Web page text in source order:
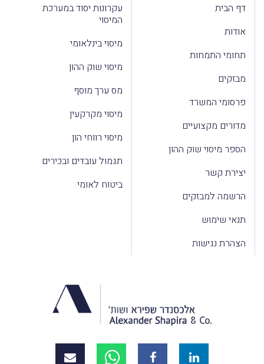
דף הבית
אודות
תחומי התמחות
מבזקים
פרסומי המשרד
מדורים מקצועיים
הספר מיסוי שוק ההון
יצירת קשר
הרשמה למבזקים
תנאי שימוש
הצהרת נגישות
עקרונות יסוד במערכת
המיסוי
מיסוי בינלאומי
מיסוי שוק ההון
מס ערך מוסף
מיסוי מקרקעין
מיסוי רווחי הון
תגמול עובדים ובכירים
ביטוח לאומי